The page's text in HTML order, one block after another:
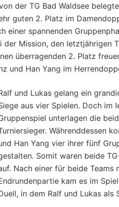
der TG Bad Waldsee
guten 2. Platz im
einer spannenden
der Mission, den letztjährigen
überragenden 2. Platz
und Han Yang im
und Lukas gelang ein
aus vier Spielen. Doch im
unterlagen die
Währenddessen
Han Yang vier ihrer fünf
Somit waren beide
Nach einer für beide Teams
kam es im
in dem Ralf und Lukas als